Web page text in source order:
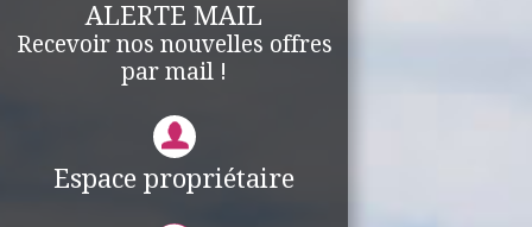
ALERTE MAIL
Recevoir nos nouvelles offres
par mail !
Espace propriétaire